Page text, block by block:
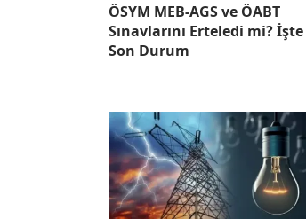
ÖSYM MEB-AGS ve ÖABT
Sınavlarını Erteledi mi? İşte
Son Durum